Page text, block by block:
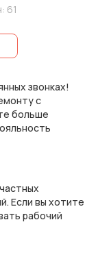
: 61
звонках!
с
больше
Если вы хотите
рабочий